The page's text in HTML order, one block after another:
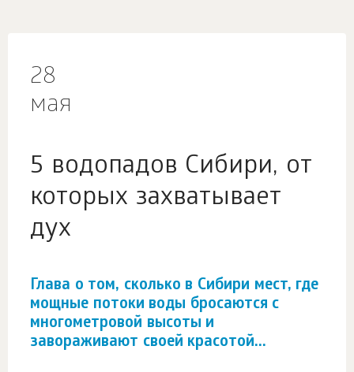
28
мая
5 водопадов Сибири, от
которых захватывает
дух
Глава о том, сколько в Сибири мест, где
мощные потоки воды бросаются с
многометровой высоты и
завораживают своей красотой...